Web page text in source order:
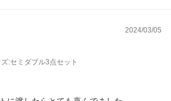
2024/03/05
:セミダブル3点セット